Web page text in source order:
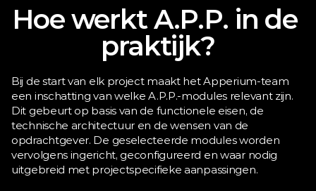
Hoe werkt A.P.P. in de
praktijk?
Bij de start van elk project maakt het Apperium-team
een inschatting van welke A.P.P.-modules relevant zijn.
Dit gebeurt op basis van de functionele eisen, de
technische architectuur en de wensen van de
opdrachtgever. De geselecteerde modules worden
vervolgens ingericht, geconfigureerd en waar nodig
uitgebreid met projectspecifieke aanpassingen.